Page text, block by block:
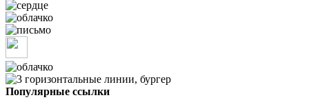
Популярные ссылки